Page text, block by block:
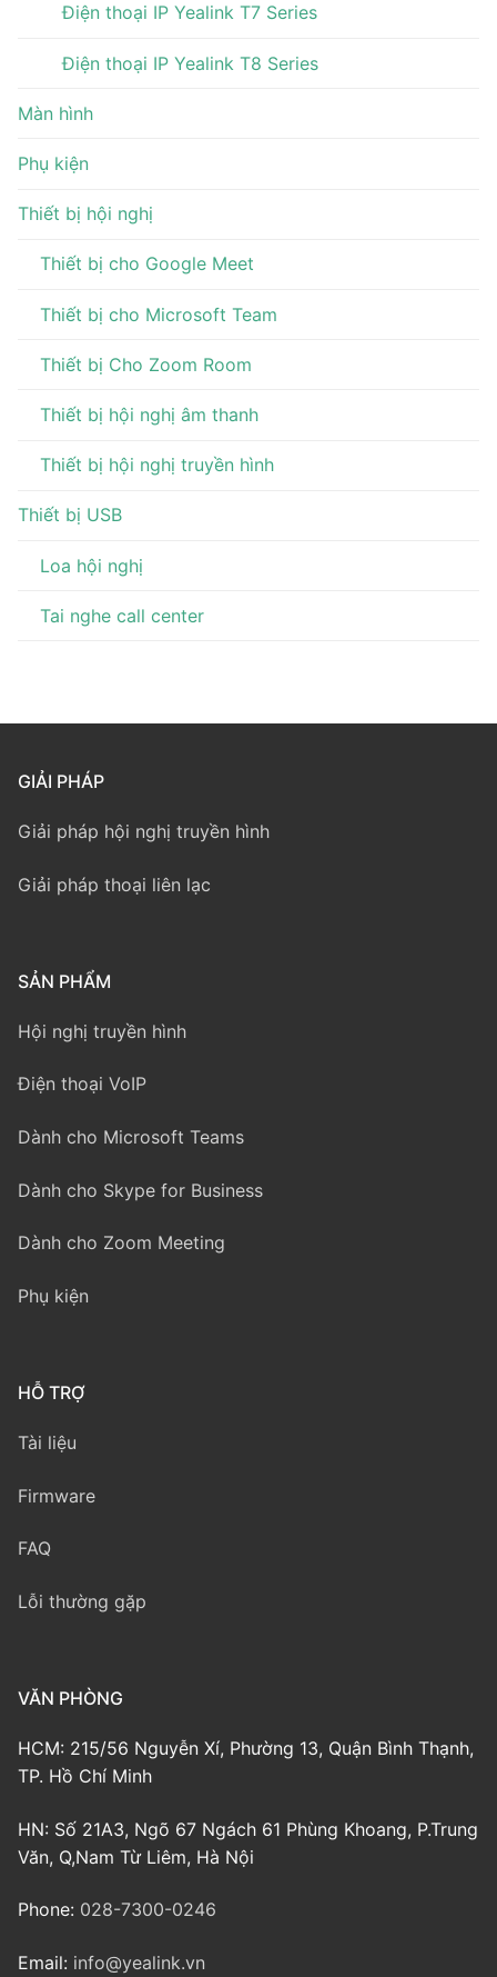
Điện thoại IP Yealink T7 Series
Điện thoại IP Yealink T8 Series
Màn hình
Phụ kiện
Thiết bị hội nghị
Thiết bị cho Google Meet
Thiết bị cho Microsoft Team
Thiết bị Cho Zoom Room
Thiết bị hội nghị âm thanh
Thiết bị hội nghị truyền hình
Thiết bị USB
Loa hội nghị
Tai nghe call center
GIẢI PHÁP
Giải pháp hội nghị truyền hình
Giải pháp thoại liên lạc
SẢN PHẨM
Hội nghị truyền hình
Điện thoại VoIP
Dành cho Microsoft Teams
Dành cho Skype for Business
Dành cho Zoom Meeting
Phụ kiện
HỖ TRỢ
Tài liệu
Firmware
FAQ
Lỗi thường gặp
VĂN PHÒNG
HCM: 215/56 Nguyễn Xí, Phường 13, Quận Bình Thạnh,
TP. Hồ Chí Minh
HN: Số 21A3, Ngõ 67 Ngách 61 Phùng Khoang, P.Trung
Văn, Q,Nam Từ Liêm, Hà Nội
Phone: 028-7300-0246
Email: info@yealink.vn